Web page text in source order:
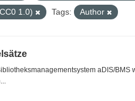
1.0) Tags: Author
aDIS/BMS